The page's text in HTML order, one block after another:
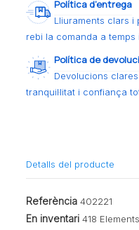
Política d’entrega
Lliuraments clars i
rebi la comanda a
Política de
Devolucions
tranquil·litat i confiança
Detalls del producte
Referència 402221
En inventari 418 Elements